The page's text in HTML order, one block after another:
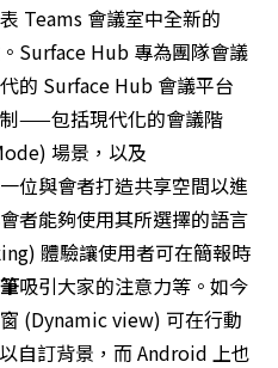
Teams 會議室中全新的
Surface Hub 專為團隊會議
的 Surface Hub 會議平台
——包括現代化的會議階
場景，以及
位與會者打造共享空間以進
者能夠使用其所選擇的語言
體驗讓使用者可在簡報時
吸引大家的注意力等。如今
(Dynamic view) 可在行動
自訂背景，而 Android 上也